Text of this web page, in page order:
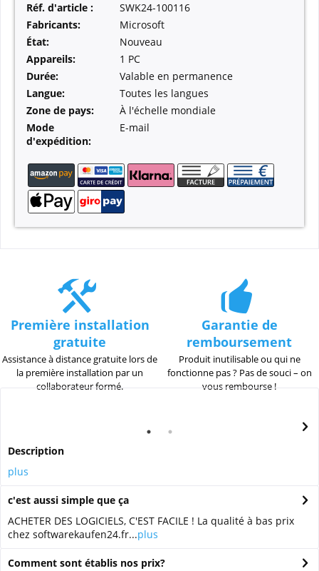
Réf. d'article :
SWK24-100116
Fabricants:
Microsoft
État:
Nouveau
Appareils:
1 PC
Durée:
Valable en permanence
Langue:
Toutes les langues
Zone de pays:
À l'échelle mondiale
Mode
d'expédition:
E-mail
Première installation
gratuite
Assistance à distance gratuite lors de
la première installation par un
collaborateur formé.
Garantie de
remboursement
Produit inutilisable ou qui ne
fonctionne pas ? Pas de souci – on
vous rembourse !
Description
plus
c'est aussi simple que ça
ACHETER DES LOGICIELS, C'EST FACILE ! La qualité à bas prix
chez softwarekaufen24.fr...plus
Comment sont établis nos prix?